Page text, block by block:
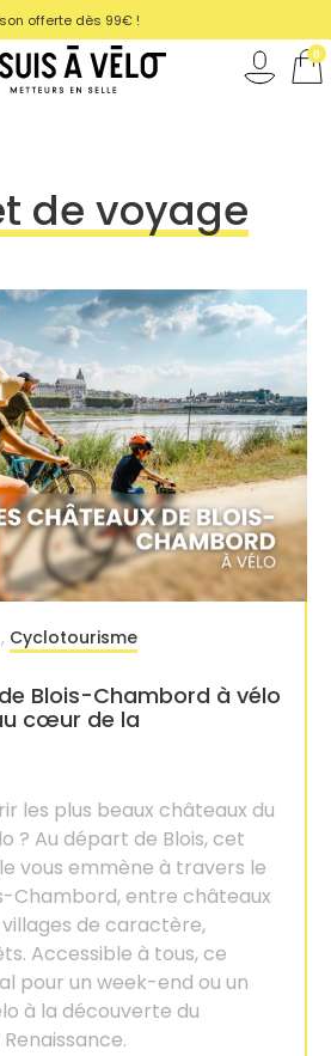
de voyage
, Cyclotourisme
cœur de la
les plus beaux châteaux du
? Au départ de Blois, cet
vous emmène à travers le
Chambord, entre châteaux
de caractère,
Accessible à tous, ce
pour un week-end ou un
à la découverte du
offerte dès 99€ !
0